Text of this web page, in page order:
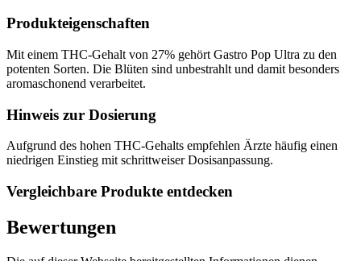
Produkteigenschaften
Mit einem THC-Gehalt von 27% gehört Gastro Pop Ultra zu den
potenten Sorten. Die Blüten sind unbestrahlt und damit besonders
aromaschonend verarbeitet.
Hinweis zur Dosierung
Aufgrund des hohen THC-Gehalts empfehlen Ärzte häufig einen
niedrigen Einstieg mit schrittweiser Dosisanpassung.
Vergleichbare Produkte entdecken
Bewertungen